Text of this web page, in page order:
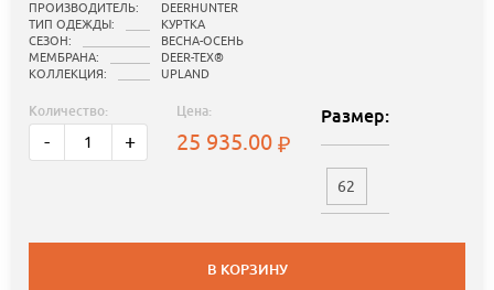
ПРОИЗВОДИТЕЛЬ:
DEERHUNTER
ТИП ОДЕЖДЫ:
КУРТКА
СЕЗОН:
ВЕСНА-ОСЕНЬ
МЕМБРАНА:
DEER-TEX®
КОЛЛЕКЦИЯ:
UPLAND
Количество:
- +
Цена:
25 935.00
Размер:
62
В КОРЗИНУ